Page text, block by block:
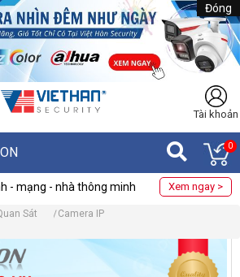
Đóng
Tài khoản
0
- mạng - nhà thông minh Xem ngay >
Sát
Camera IP